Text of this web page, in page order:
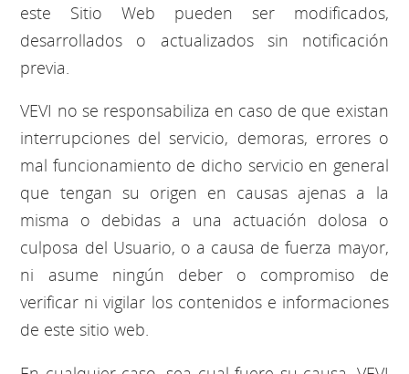
este Sitio Web pueden ser modificados,
desarrollados o actualizados sin notificación
previa.
VEVI no se responsabiliza en caso de que existan
interrupciones del servicio, demoras, errores o
mal funcionamiento de dicho servicio en general
que tengan su origen en causas ajenas a la
misma o debidas a una actuación dolosa o
culposa del Usuario, o a causa de fuerza mayor,
ni asume ningún deber o compromiso de
verificar ni vigilar los contenidos e informaciones
de este sitio web.